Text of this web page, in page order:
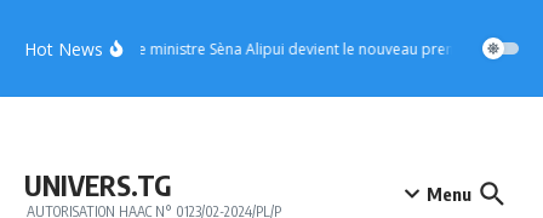
Hot NewsUFC : le ministre Sèna Alipui devient le nouveau premier vice-
UNIVERS.TG
AUTORISATION HAAC N° 0123/02-2024/PL/P
Menu